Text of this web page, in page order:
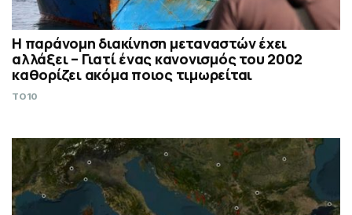
Η παράνομη διακίνηση μεταναστών έχει
αλλάξει – Γιατί ένας κανονισμός του 2002
καθορίζει ακόμα ποιος τιμωρείται
TO10